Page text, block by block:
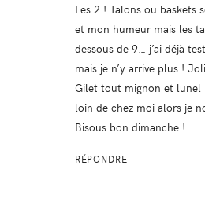
Les 2 ! Talons ou baskets
et mon humeur mais les
dessous de 9… j’ai déjà
mais je n’y arrive plus !
Gilet tout mignon et lunel
loin de chez moi alors je
Bisous bon dimanche !
RÉPONDRE